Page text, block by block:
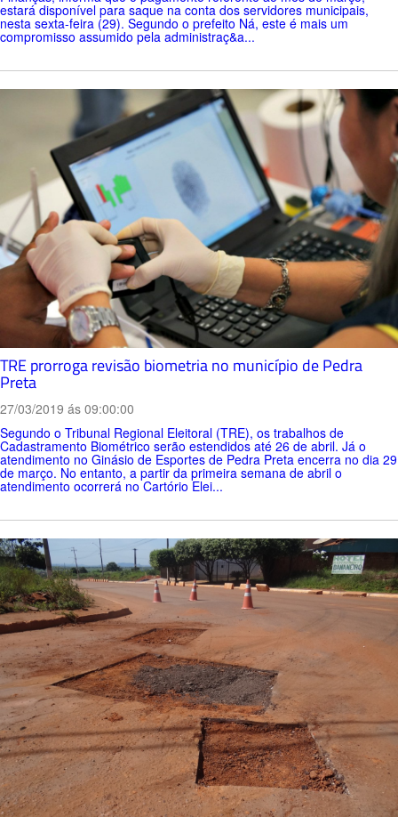
estará disponível para saque na conta dos servidores municipais,
nesta sexta-feira (29). Segundo o prefeito Ná, este é mais um
compromisso assumido pela administraç&a...
TRE prorroga revisão biometria no município de Pedra
Preta
27/03/2019 ás 09:00:00
Segundo o Tribunal Regional Eleitoral (TRE), os trabalhos de
Cadastramento Biométrico serão estendidos até 26 de abril. Já o
atendimento no Ginásio de Esportes de Pedra Preta encerra no dia 29
de março. No entanto, a partir da primeira semana de abril o
atendimento ocorrerá no Cartório Elei...